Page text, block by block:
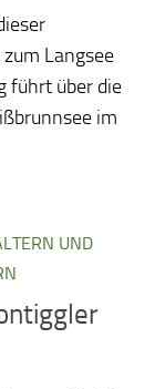
Langsee
führt über die
im
UND